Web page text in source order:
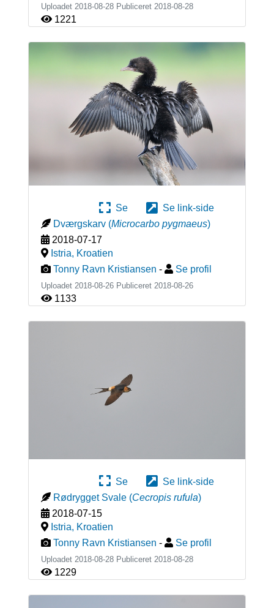
Uploadet 2018-08-28 Publiceret 2018-08-28
1221
Se
Se link-side
Dværgskarv (Microcarbo pygmaeus)
2018-07-17
Istria, Kroatien
Tonny Ravn Kristiansen - Se profil
Uploadet 2018-08-26 Publiceret 2018-08-26
1133
Se
Se link-side
Rødrygget Svale (Cecropis rufula)
2018-07-15
Istria, Kroatien
Tonny Ravn Kristiansen - Se profil
Uploadet 2018-08-28 Publiceret 2018-08-28
1229